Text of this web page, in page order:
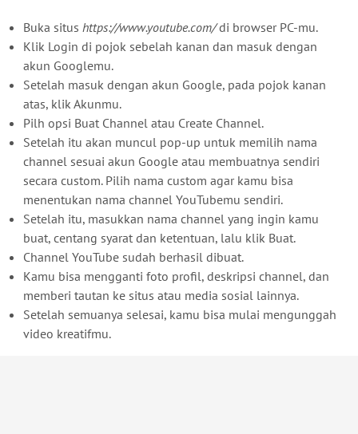
Buka situs https://www.youtube.com/di browser PC-mu.
Klik Login di pojok sebelah kanan dan masuk dengan
akun Googlemu.
Setelah masuk dengan akun Google, pada pojok kanan
atas, klik Akunmu.
Pilh opsi Buat Channel atau Create Channel.
Setelah itu akan muncul pop-up untuk memilih nama
channel sesuai akun Google atau membuatnya sendiri
secara custom. Pilih nama custom agar kamu bisa
menentukan nama channel YouTubemu sendiri.
Setelah itu, masukkan nama channel yang ingin kamu
buat, centang syarat dan ketentuan, lalu klik Buat.
Channel YouTube sudah berhasil dibuat.
Kamu bisa mengganti foto profil, deskripsi channel, dan
memberi tautan ke situs atau media sosial lainnya.
Setelah semuanya selesai, kamu bisa mulai mengunggah
video kreatifmu.